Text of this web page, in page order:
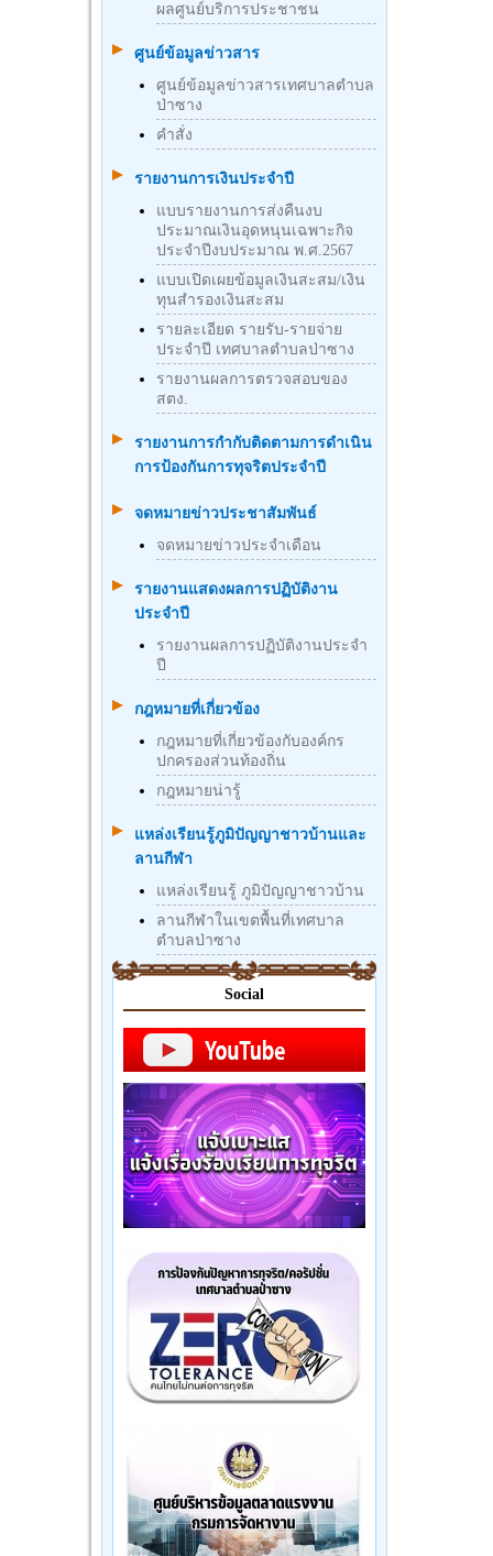
ผลศูนย์บริการประชาชน
ศูนย์ข้อมูลข่าวสาร
ศูนย์ข้อมูลข่าวสารเทศบาลตำบล
ป่าซาง
คำสั่ง
รายงานการเงินประจำปี
แบบรายงานการส่งคืนงบ
ประมาณเงินอุดหนุนเฉพาะกิจ
ประจำปีงบประมาณ พ.ศ.2567
แบบเปิดเผยข้อมูลเงินสะสม/เงิน
ทุนสำรองเงินสะสม
รายละเอียด รายรับ-รายจ่าย
ประจำปี เทศบาลตำบลป่าซาง
รายงานผลการตรวจสอบของ
สตง.
รายงานการกำกับติดตามการดำเนิน
การป้องกันการทุจริตประจำปี
จดหมายข่าวประชาสัมพันธ์
จดหมายข่าวประจำเดือน
รายงานแสดงผลการปฏิบัติงาน
ประจำปี
รายงานผลการปฏิบัติงานประจำ
ปี
กฎหมายที่เกี่ยวข้อง
กฎหมายที่เกี่ยวข้องกับองค์กร
ปกครองส่วนท้องถิ่น
กฎหมายน่ารู้
แหล่งเรียนรู้ภูมิปัญญาชาวบ้านและ
ลานกีฬา
แหล่งเรียนรู้ ภูมิปัญญาชาวบ้าน
ลานกีฬาในเขตพื้นที่เทศบาล
ตำบลป่าซาง
Social